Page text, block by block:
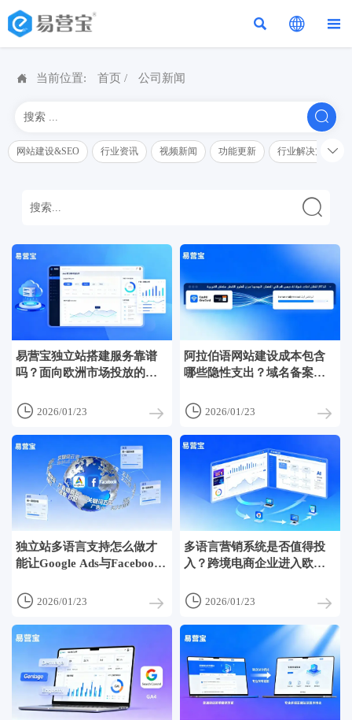
  
 当前位置: 首页 / 公司新闻

网站建设&SEO 行业资讯 视频新闻 功能更新 行业解决方案解读


易营宝独立站搭建服务靠谱
吗？面向欧洲市场投放的企
 2026/01/23
阿拉伯语网站建设成本包含
哪些隐性支出？域名备案与
 2026/01/23
独立站多语言支持怎么做才
能让Google Ads与Facebook
 2026/01/23
多语言营销系统是否值得投
入？跨境电商企业进入欧洲
 2026/01/23